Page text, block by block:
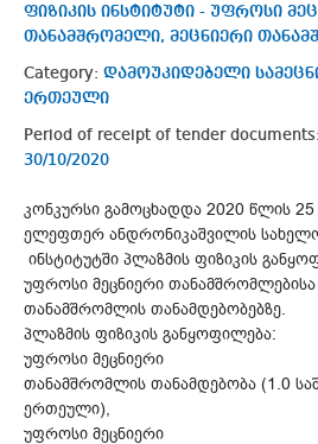
ფიზიკის ინსტიტუტი - უფროსი
თანამშრომელი, მეცნიერი
Category: დამოუკიდებელი
ერთეული
Period of receipt of tender documents:
30/10/2020
კონკურსი გამოცხადდა 2020 წლის 25
ელეფთერ ანდრონიკაშვილის
ინსტიტუტში პლაზმის ფიზიკის
უფროსი მეცნიერი თანამშრომლებისა
თანამშრომლის თანამდებობებზე.
პლაზმის ფიზიკის განყოფილება:
უფროსი მეცნიერი
თანამშრომლის თანამდებობა (1.0
ერთეული),
უფროსი მეცნიერი